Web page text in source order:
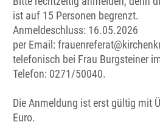
ist auf 15 Personen begrenzt.
Anmeldeschluss: 16.05.2026
per Email:
telefonisch bei Frau Burgsteiner
Telefon: 0271/50040.
Die Anmeldung ist erst gültig mit
Euro.